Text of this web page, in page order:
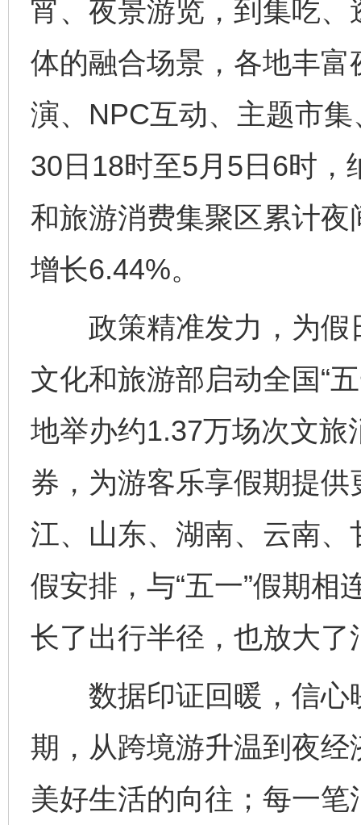
宵、夜景游览，到集吃
体的融合场景，各地丰
演、NPC互动、主题市
30日18时至5月5日6时，
和旅游消费集聚区累计
增长6.44%。
政策精准发力，为假
文化和旅游部启动全国“
地举办约1.37万场次文
券，为游客乐享假期提
江、山东、湖南、云南
假安排，与“五一”假期相
长了出行半径，也放大了
数据印证回暖，信心
期，从跨境游升温到夜
美好生活的向往；每一